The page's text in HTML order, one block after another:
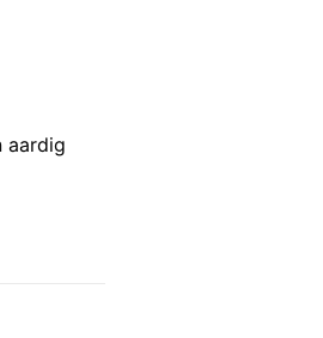
aardig